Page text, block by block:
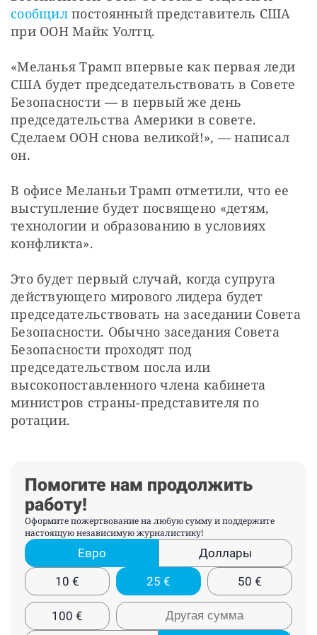
сообщил постоянный представитель США
при ООН Майк Уолтц.
«Меланья Трамп впервые как первая леди
США будет председательствовать в Совете
Безопасности — в первый же день
председательства Америки в совете.
Сделаем ООН снова великой!», — написал
он.
В офисе Меланьи Трамп отметили, что ее
выступление будет посвящено «детям,
технологии и образованию в условиях
конфликта».
Это будет первый случай, когда супруга
действующего мирового лидера будет
председательствовать на заседании Совета
Безопасности. Обычно заседания Совета
Безопасности проходят под
председательством посла или
высокопоставленного члена кабинета
министров страны-представителя по
ротации.
Помогите нам продолжить
работу!
Оформите пожертвование на любую сумму и поддержите
настоящую независимую журналистику!
Евро
Доллары
10 € 25 € 50 €
100 €